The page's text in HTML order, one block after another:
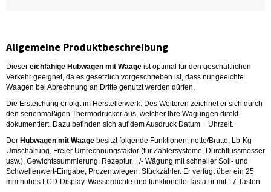
Allgemeine Produktbeschreibung
Dieser eichfähige Hubwagen mit Waage ist optimal für den geschäftlichen
Verkehr geeignet, da es gesetzlich vorgeschrieben ist, dass nur geeichte
Waagen bei Abrechnung an Dritte genutzt werden dürfen.
Die Ersteichung erfolgt im Herstellerwerk. Des Weiteren zeichnet er sich durch
den serienmäßigen Thermodrucker aus, welcher Ihre Wägungen direkt
dokumentiert. Dazu befinden sich auf dem Ausdruck Datum + Uhrzeit.
Der Hubwagen mit Waage besitzt folgende Funktionen: netto/Brutto, Lb-Kg-
Umschaltung, Freier Umrechnungsfaktor (für Zählersysteme, Durchflussmesser
usw.), Gewichtssummierung, Rezeptur, +/- Wägung mit schneller Soll- und
Schwellenwert-Eingabe, Prozentwiegen, Stückzähler. Er verfügt über ein 25
mm hohes LCD-Display. Wasserdichte und funktionelle Tastatur mit 17 Tasten